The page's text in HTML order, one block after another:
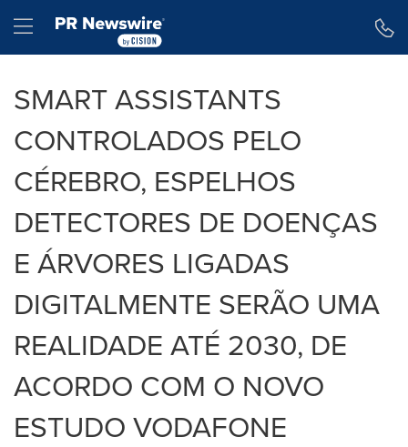
Hamburger menu
SMART ASSISTANTS
CONTROLADOS PELO
CÉREBRO, ESPELHOS
DETECTORES DE DOENÇAS
E ÁRVORES LIGADAS
DIGITALMENTE SERÃO UMA
REALIDADE ATÉ 2030, DE
ACORDO COM O NOVO
ESTUDO VODAFONE